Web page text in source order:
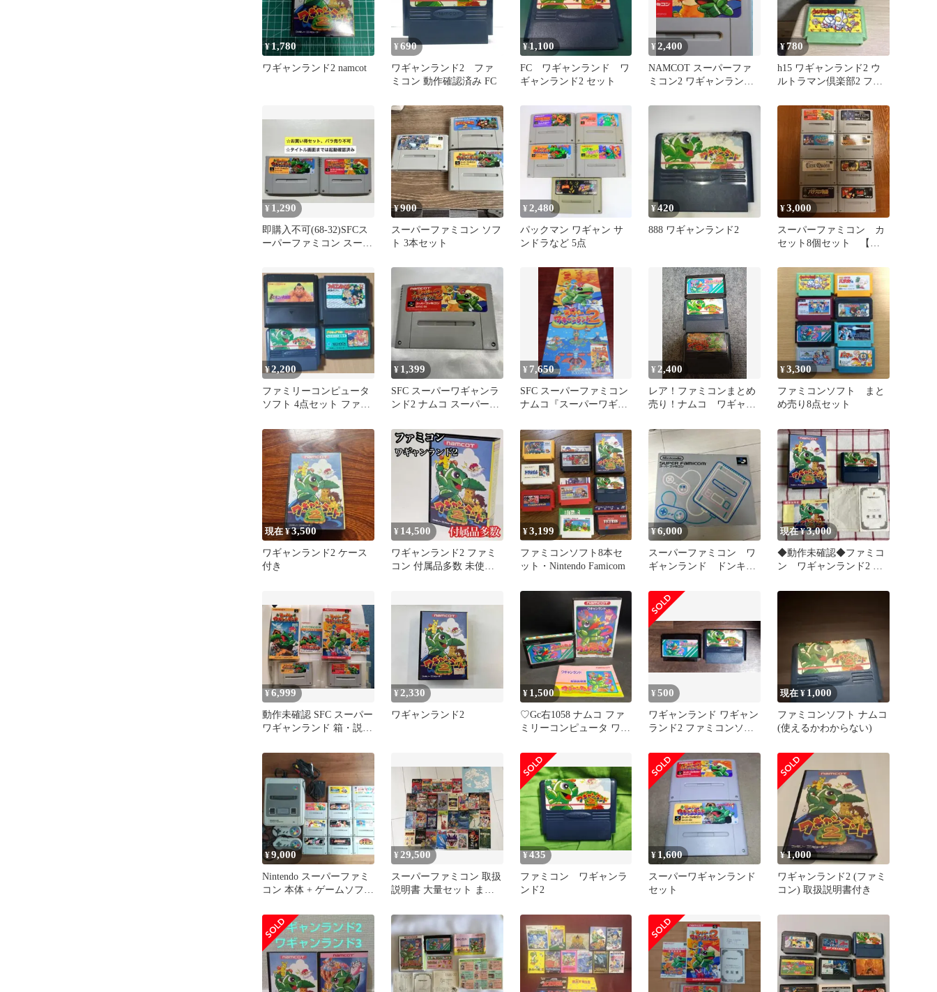
¥1,780
ワギャンランド2 namcot
¥ 690
ワギャンランド2 ファ
ミコン 動作確認済み FC
¥1,100
FC ワギャンランド ワ
ギャンランド2 セット
¥2,400
NAMCOT スーパーファ
ミコン2 ワギャンランド
¥780
h15 ワギャンランド2 ウ
ルトラマン倶楽部2 ファ
¥ 1,290
即購入不可(68-32)SFCス
ーパーファミコン スーパ
¥900
スーパーファミコン ソフ
ト 3本セット
¥2,480
パックマン ワギャン サ
ンドラなど 5点
¥420
888 ワギャンランド2
¥3,000
スーパーファミコン カ
セット8個セット 【最
¥2,200
ファミリーコンピュータ
ソフト 4点セット ファミ
¥ 1,399
SFC スーパーワギャンラ
ンド2 ナムコ スーパーフ
¥ 7,650
SFC スーパーファミコン
ナムコ『スーパーワギャ
ー
¥2,400
レア！ファミコンまとめ
売り！ナムコ ワギャン
フルセット
¥3,300
ファミコンソフト まと
め売り8点セット
現在 ¥3,500
ワギャンランド2 ケース
付き
¥ 14,500
ワギャンランド2 ファミ
コン 付属品多数 未使用
¥3,199
ファミコンソフト8本セ
ット・Nintendo Famicom
¥6,000
スーパーファミコン ワ
ギャンランド ドンキー
現在 ¥3,000
◆動作未確認◆ファミコ
ン ワギャンランド2 外
¥6,999
動作未確認 SFC スーパー
ワギャンランド 箱・説明
り
¥2,330
ワギャンランド2
¥ 1,500
♡Gc右1058 ナムコ ファ
ミリーコンピュータ ワギ
¥500
ワギャンランド ワギャン
ランド2 ファミコンソフ
み
現在 ¥ 1,000
ファミコンソフト ナムコ
(使えるかわからない)
¥9,000
Nintendo スーパーファミ
コン 本体 + ゲームソフト
¥29,500
スーパーファミコン 取扱
説明書 大量セット まと
あり
¥435
ファミコン ワギャンラ
ンド2
¥ 1,600
スーパーワギャンランド
セット
¥1,000
ワギャンランド2 (ファミ
コン) 取扱説明書付き